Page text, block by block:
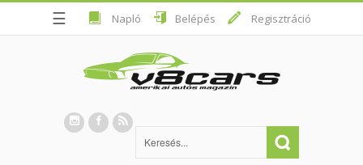
☰ Napló Belépés Regisztráció